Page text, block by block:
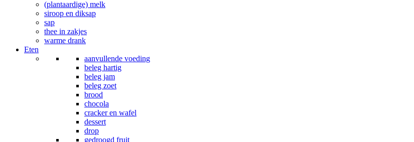
(plantaardige) melk
siroop en diksap
sap
thee in zakjes
warme drank
Eten
aanvullende voeding
beleg hartig
beleg jam
beleg zoet
brood
chocola
cracker en wafel
dessert
drop
gedroogd fruit